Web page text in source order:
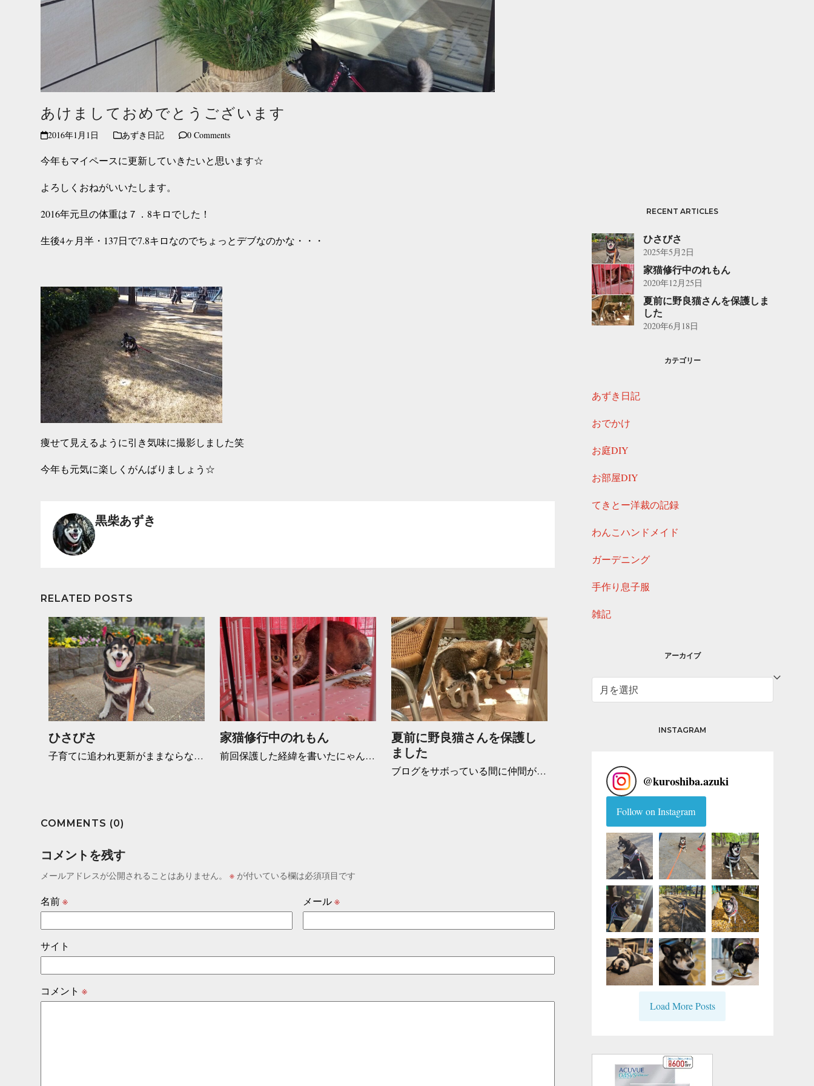
あけましておめでとうございます
2016年1月1日 あずき日記 0 Comments
今年もマイペースに更新していきたいと思います☆
よろしくおねがいいたします。
2016年元旦の体重は７．8キロでした！
生後4ヶ月半・137日で7.8キロなのでちょっとデブなのかな・・・
痩せて見えるように引き気味に撮影しました笑
今年も元気に楽しくがんばりましょう☆
黒柴あずき
RELATED POSTS
ひさびさ
子育てに追われ更新がままならな…
家猫修行中のれもん
前回保護した経緯を書いたにゃん…
夏前に野良猫さんを保護し
ました
ブログをサボっている間に仲間が…
COMMENTS (0)
コメントを残す
メールアドレスが公開されることはありません。 ※ が付いている欄は必須項目です
名前※ メール※
サイト
コメント※
RECENT ARTICLES
ひさびさ
2025年5月2日
家猫修行中のれもん
2020年12月25日
夏前に野良猫さんを保護しま
した
2020年6月18日
カテゴリー
あずき日記
おでかけ
お庭DIY
お部屋DIY
てきとー洋裁の記録
わんこハンドメイド
ガーデニング
手作り息子服
雑記
アーカイブ
ー
INSTAGRAM
@kuroshiba.azuki
Follow on Instagram
Load More Posts